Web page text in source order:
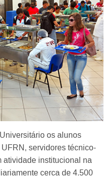
os alunos
servidores técnico-
atividade institucional na
cerca de 4.500